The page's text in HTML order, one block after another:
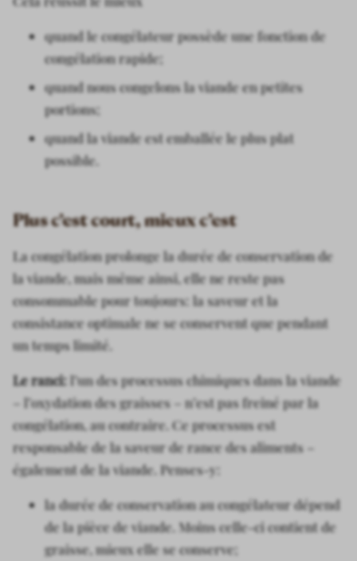
quand le congélateur possède une fonction de
congélation rapide;
quand nous congelons la viande en petites
portions;
quand la viande est emballée le plus plat
possible.
Plus c’est court, mieux c’est
La congélation prolonge la durée de conservation de
la viande, mais même ainsi, elle ne reste pas
consommable pour toujours: la saveur et la
consistance optimale ne se conservent que pendant
un temps limité.
Le ranci:l’un des processus chimiques dans la viande
– l’oxydation des graisses – n’est pas freiné par la
congélation, au contraire. Ce processus est
responsable de la saveur de rance des aliments –
également de la viande. Penses-y:
la durée de conservation au congélateur dépend
de la pièce de viande. Moins celle-ci contient de
graisse, mieux elle se conserve;